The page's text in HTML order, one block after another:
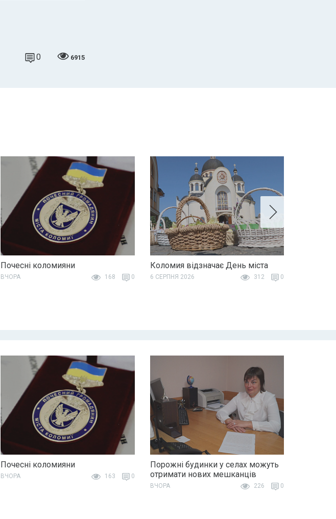
0 6915
Почесні коломияни
ВЧОРА 168 0
Коломия відзначає День міста
6 СЕРПНЯ 2026 312 0
Почесні коломияни
ВЧОРА 163 0
Порожні будинки у селах можуть
отримати нових мешканців
ВЧОРА 226 0